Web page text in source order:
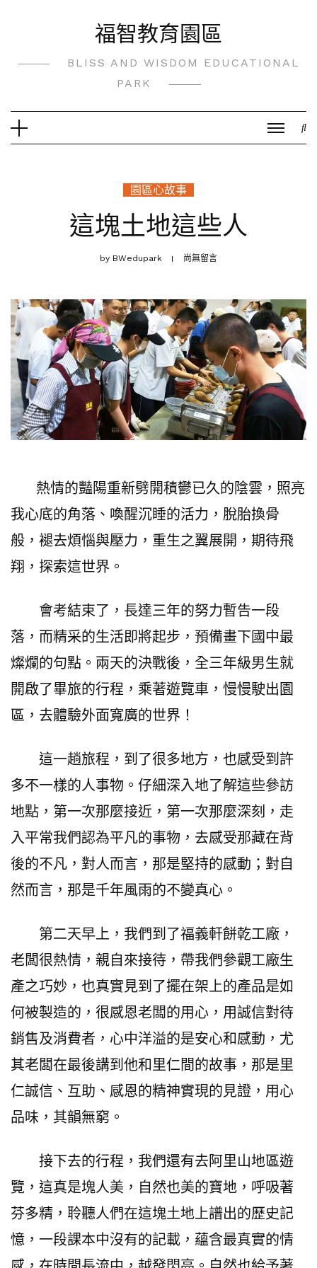
福智教育園區
BLISS AND WISDOM EDUCATIONAL
PARK
園區心故事
這塊土地這些人
by BWedupark 尚無留言
熱情的豔陽重新劈開積鬱已久的陰雲，照亮
我心底的角落、喚醒沉睡的活力，脫胎換骨
般，褪去煩惱與壓力，重生之翼展開，期待飛
翔，探索這世界。
會考結束了，長達三年的努力暫告一段
落，而精采的生活即將起步，預備畫下國中最
燦爛的句點。兩天的決戰後，全三年級男生就
開啟了畢旅的行程，乘著遊覽車，慢慢駛出園
區，去體驗外面寬廣的世界！
這一趟旅程，到了很多地方，也感受到許
多不一樣的人事物。仔細深入地了解這些參訪
地點，第一次那麼接近，第一次那麼深刻，走
入平常我們認為平凡的事物，去感受那藏在背
後的不凡，對人而言，那是堅持的感動；對自
然而言，那是千年風雨的不變真心。
第二天早上，我們到了福義軒餅乾工廠，
老闆很熱情，親自來接待，帶我們參觀工廠生
產之巧妙，也真實見到了擺在架上的產品是如
何被製造的，很感恩老闆的用心，用誠信對待
銷售及消費者，心中洋溢的是安心和感動，尤
其老闆在最後講到他和里仁間的故事，那是里
仁誠信、互助、感恩的精神實現的見證，用心
品味，其韻無窮。
接下去的行程，我們還有去阿里山地區遊
覽，這真是塊人美，自然也美的寶地，呼吸著
芬多精，聆聽人們在這塊土地上譜出的歷史記
憶，一段課本中沒有的記載，蘊含最真實的情